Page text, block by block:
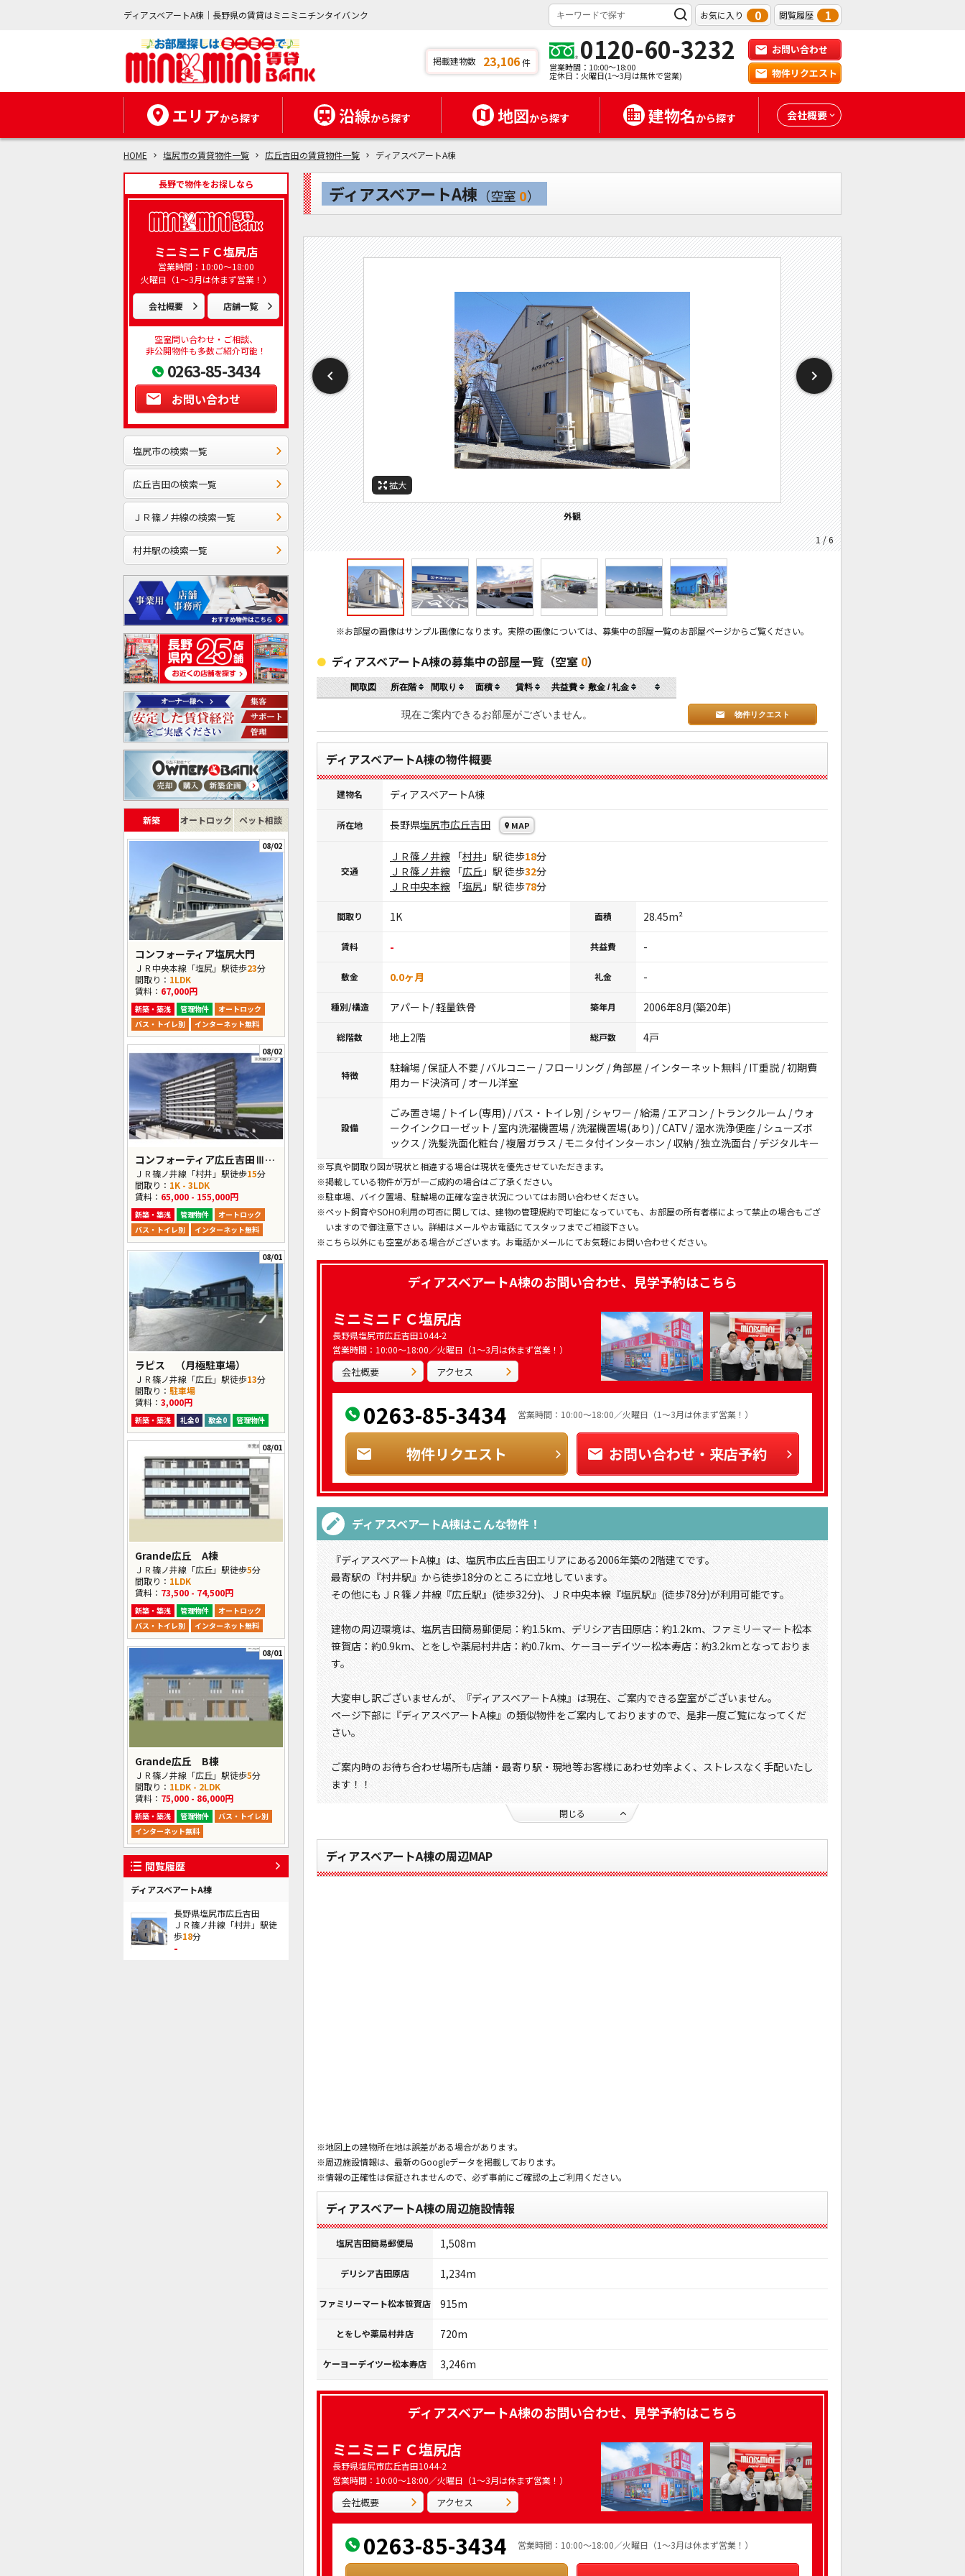
ディアスベアートA棟｜長野県の賃貸はミニミニチンタイバンク お気に入り 0 閲覧履歴 1
掲載建物数 23,106件 0120-60-3232
営業時間：10:00～18:00
定休日：火曜日(1～3月は無休で営業)
お問い合わせ
物件リクエスト
エリアから探す 沿線から探す 地図から探す 建物名から探す 会社概要
HOME 塩尻市の賃貸物件一覧 広丘吉田の賃貸物件一覧 ディアスベアートA棟
長野で物件をお探しなら
ミニミニＦＣ塩尻店
営業時間：10:00～18:00
火曜日（1～3月は休まず営業！）
会社概要 店舗一覧
空室問い合わせ・ご相談、
非公開物件も多数ご紹介可能！
0263-85-3434
お問い合わせ
塩尻市の検索一覧
広丘吉田の検索一覧
ＪＲ篠ノ井線の検索一覧
村井駅の検索一覧
新築 オートロック ペット相談
08/02
コンフォーティア塩尻大門
ＪＲ中央本線「塩尻」駅徒歩23分
間取り： 1LDK
賃料： 67,000円
新築・築浅 管理物件
オートロック
バス・トイレ別
インターネット無料
08/02
コンフォーティア広丘吉田Ⅲ A棟
ＪＲ篠ノ井線「村井」駅徒歩15分
間取り： 1K - 3LDK
賃料： 65,000 - 155,000円
新築・築浅 管理物件
オートロック
バス・トイレ別
インターネット無料
08/01
ラピス （月極駐車場）
ＪＲ篠ノ井線「広丘」駅徒歩13分
間取り： 駐車場
賃料： 3,000円
新築・築浅 礼金0 敷金0 管理物件
08/01
Grande広丘 A棟
ＪＲ篠ノ井線「広丘」駅徒歩5分
間取り： 1LDK
賃料： 73,500 - 74,500円
新築・築浅 管理物件
オートロック
バス・トイレ別
インターネット無料
08/01
Grande広丘 B棟
ＪＲ篠ノ井線「広丘」駅徒歩5分
間取り： 1LDK - 2LDK
賃料： 75,000 - 86,000円
新築・築浅 管理物件
バス・トイレ別
インターネット無料
閲覧履歴
ディアスベアートA棟
長野県塩尻市広丘吉田
ＪＲ篠ノ井線「村井」駅徒
歩18分
-
ディアスベアートA棟 （空室 0）
拡大
外観
1 / 6
拡大
周辺施設：ホームセンター
拡大
周辺施設：ドラックストア
拡大
周辺施設：コンビニ
拡大
周辺施設：スーパー
拡大
周辺施設：郵便局
※お部屋の画像はサンプル画像になります。実際の画像については、募集中の部屋一覧のお部屋ページからご覧ください。
ディアスベアートA棟の募集中の部屋一覧（空室 0）
間取図 所在階 間取り 面積 賃料 共益費 敷金 / 礼金
現在ご案内できるお部屋がございません。 物件リクエスト
ディアスベアートA棟の物件概要
建物名 ディアスベアートA棟
所在地 長野県塩尻市広丘吉田 MAP
交通
ＪＲ篠ノ井線 「村井 」駅 徒歩18分
ＪＲ篠ノ井線 「広丘 」駅 徒歩32分
ＪＲ中央本線 「塩尻 」駅 徒歩78分
間取り 1K 面積 28.45m²
賃料 - 共益費 -
敷金 0.0ヶ月 礼金 -
種別/構造 アパート/ 軽量鉄骨 築年月 2006年8月(築20年)
総階数 地上2階 総戸数 4戸
特徴
駐輪場 / 保証人不要 / バルコニー / フローリング / 角部屋 / インターネット無料 / IT重説 / 初期費
用カード決済可 / オール洋室
設備
ごみ置き場 / トイレ(専用) / バス・トイレ別 / シャワー / 給湯 / エアコン / トランクルーム / ウォ
ークインクローゼット / 室内洗濯機置場 / 洗濯機置場(あり) / CATV / 温水洗浄便座 / シューズボ
ックス / 洗髪洗面化粧台 / 複層ガラス / モニタ付インターホン / 収納 / 独立洗面台 / デジタルキー
※写真や間取り図が現状と相違する場合は現状を優先させていただきます。
※掲載している物件が万が一ご成約の場合はご了承ください。
※駐車場、バイク置場、駐輪場の正確な空き状況についてはお問い合わせください。
※ペット飼育やSOHO利用の可否に関しては、建物の管理規約で可能になっていても、お部屋の所有者様によって禁止の場合もござ
いますので御注意下さい。詳細はメールやお電話にてスタッフまでご相談下さい。
※こちら以外にも空室がある場合がございます。お電話かメールにてお気軽にお問い合わせください。
ディアスベアートA棟のお問い合わせ、見学予約はこちら
ミニミニＦＣ塩尻店
長野県塩尻市広丘吉田1044-2
営業時間：10:00～18:00／火曜日（1～3月は休まず営業！）
会社概要 アクセス
0263-85-3434 営業時間：10:00～18:00／火曜日（1～3月は休まず営業！）
物件リクエスト お問い合わせ・来店予約
ディアスベアートA棟はこんな物件！
『ディアスベアートA棟』は、塩尻市広丘吉田エリアにある2006年築の2階建てです。
最寄駅の『村井駅』から徒歩18分のところに立地しています。
その他にもＪＲ篠ノ井線『広丘駅』(徒歩32分)、ＪＲ中央本線『塩尻駅』(徒歩78分)が利用可能です。
建物の周辺環境は、塩尻吉田簡易郵便局：約1.5km、デリシア吉田原店：約1.2km、ファミリーマート松本
笹賀店：約0.9km、とをしや薬局村井店：約0.7km、ケーヨーデイツー松本寿店：約3.2kmとなっておりま
す。
大変申し訳ございませんが、『ディアスベアートA棟』は現在、ご案内できる空室がございません。
ページ下部に『ディアスベアートA棟』の類似物件をご案内しておりますので、是非一度ご覧になってくだ
さい。
ご案内時のお待ち合わせ場所も店舗・最寄り駅・現地等お客様にあわせ効率よく、ストレスなく手配いたし
ます！！
閉じる
ディアスベアートA棟の周辺MAP
※地図上の建物所在地は誤差がある場合があります。
※周辺施設情報は、最新のGoogleデータを掲載しております。
※情報の正確性は保証されませんので、必ず事前にご確認の上ご利用ください。
ディアスベアートA棟の周辺施設情報
塩尻吉田簡易郵便局 1,508m
デリシア吉田原店 1,234m
ファミリーマート松本笹賀店 915m
とをしや薬局村井店 720m
ケーヨーデイツー松本寿店 3,246m
ディアスベアートA棟のお問い合わせ、見学予約はこちら
ミニミニＦＣ塩尻店
長野県塩尻市広丘吉田1044-2
営業時間：10:00～18:00／火曜日（1～3月は休まず営業！）
会社概要 アクセス
0263-85-3434 営業時間：10:00～18:00／火曜日（1～3月は休まず営業！）